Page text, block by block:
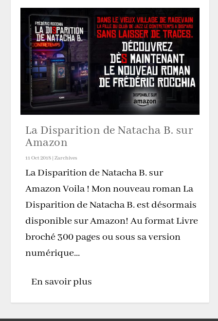
La Disparition de Natacha B. sur
Amazon
11 Oct 2018 |Zarchives
La Disparition de Natacha B. sur
Amazon Voila ! Mon nouveau roman La
Disparition de Natacha B. est désormais
disponible sur Amazon! Au format Livre
broché 300 pages ou sous sa version
numérique...
En savoir plus